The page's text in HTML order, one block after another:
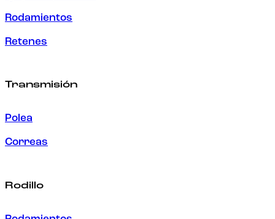
Rodamientos
Retenes
Transmisión
Polea
Correas
Rodillo